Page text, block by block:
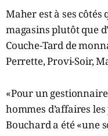
Maher est à ses
magasins plutôt que
Couche-Tard de
Perrette, Provi-Soir,
«Pour un
hommes d’affaires
Bouchard a été «une